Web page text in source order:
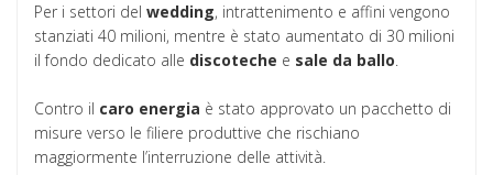
Per i settori del wedding, intrattenimento e affini vengono
stanziati 40 milioni, mentre è stato aumentato di 30 milioni
il fondo dedicato alle discoteche e sale da ballo.
Contro il caro energia è stato approvato un pacchetto di
misure verso le filiere produttive che rischiano
maggiormente l’interruzione delle attività.